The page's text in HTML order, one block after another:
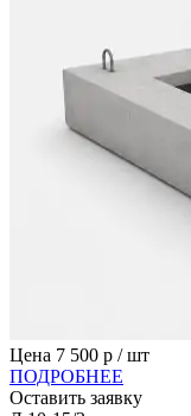
Цена 7 500 р / шт
ПОДРОБНЕЕ
Оставить заявку